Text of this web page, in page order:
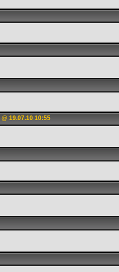
@ 19.07.10 10:55